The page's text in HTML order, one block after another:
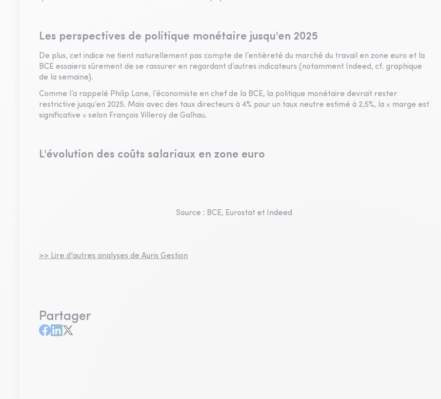
Les perspectives de politique monétaire jusqu'en 2025
De plus, cet indice ne tient naturellement pas compte de l’entièreté du marché du travail en zone euro et la
BCE essaiera sûrement de se rassurer en regardant d’autres indicateurs (notamment Indeed, cf. graphique
de la semaine).
Comme l’a rappelé Philip Lane, l’économiste en chef de la BCE, la politique monétaire devrait rester
restrictive jusqu’en 2025. Mais avec des taux directeurs à 4% pour un taux neutre estimé à 2,5%, la « marge est
significative » selon François Villeroy de Galhau.
L'évolution des coûts salariaux en zone euro
Source : BCE, Eurostat et Indeed
>> Lire d'autres analyses de Auris Gestion
Partager